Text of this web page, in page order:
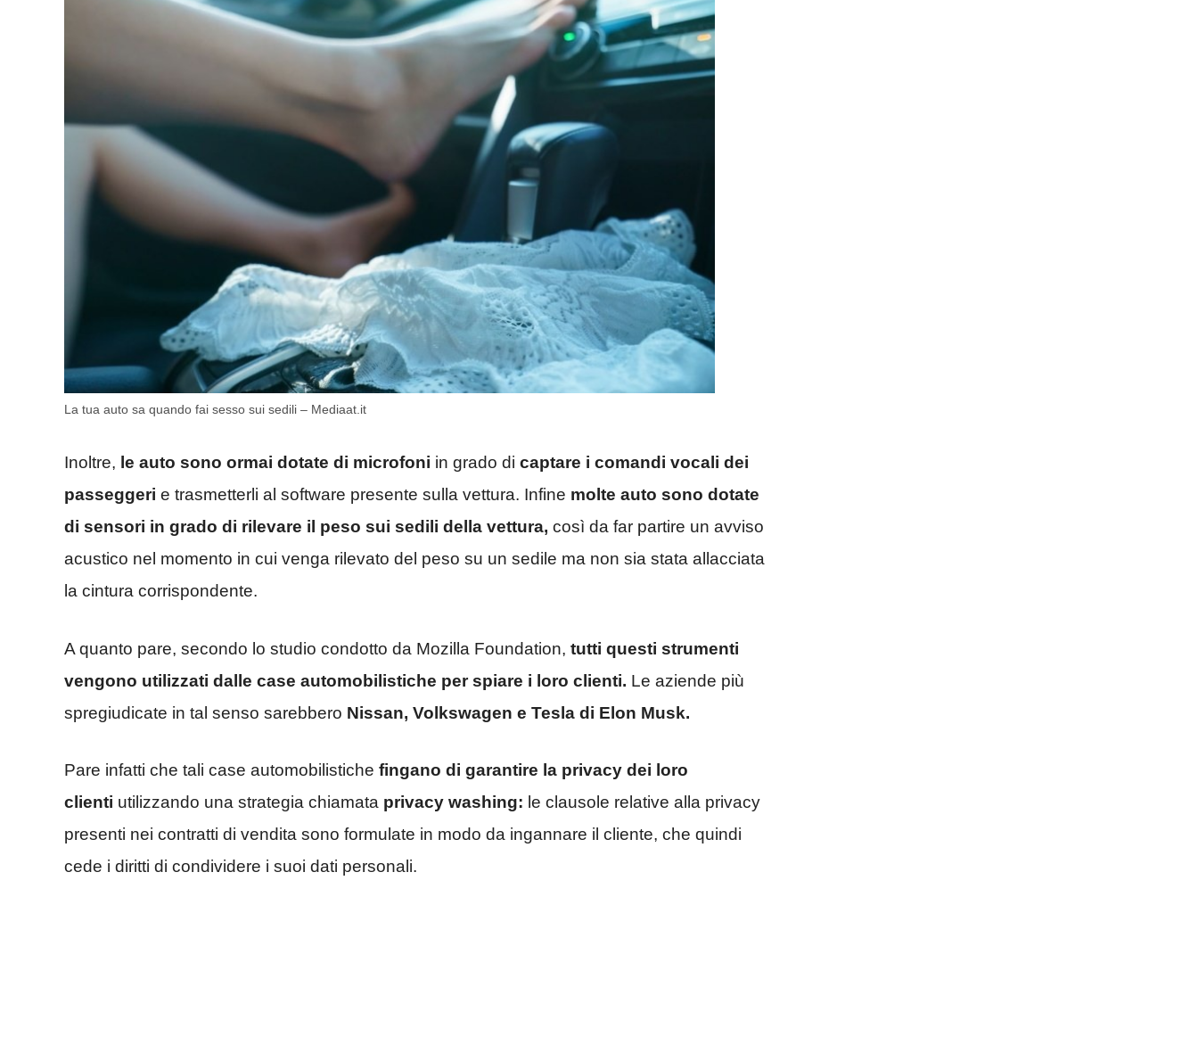
La tua auto sa quando fai sesso sui sedili – Mediaat.it
Inoltre, le auto sono ormai dotate di microfoni in grado di captare i comandi vocali dei
passeggeri e trasmetterli al software presente sulla vettura. Infine molte auto sono dotate
di sensori in grado di rilevare il peso sui sedili della vettura, così da far partire un avviso
acustico nel momento in cui venga rilevato del peso su un sedile ma non sia stata allacciata
la cintura corrispondente.
A quanto pare, secondo lo studio condotto da Mozilla Foundation, tutti questi strumenti
vengono utilizzati dalle case automobilistiche per spiare i loro clienti. Le aziende più
spregiudicate in tal senso sarebbero Nissan, Volkswagen e Tesla di Elon Musk.
Pare infatti che tali case automobilistiche fingano di garantire la privacy dei loro
clienti utilizzando una strategia chiamata privacy washing: le clausole relative alla privacy
presenti nei contratti di vendita sono formulate in modo da ingannare il cliente, che quindi
cede i diritti di condividere i suoi dati personali.